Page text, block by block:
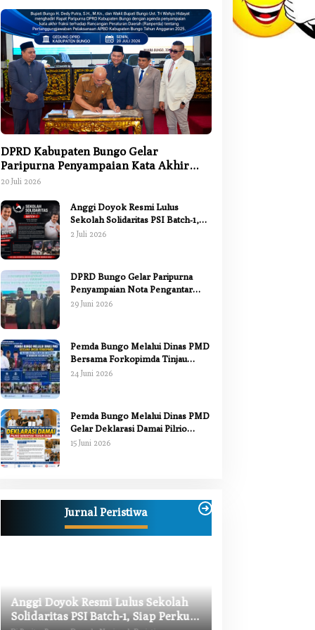
DPRD Kabupaten Bungo Gelar
Paripurna Penyampaian Kata Akhir
Fraksi terhadap Ranperda
20 Juli 2026
Anggi Doyok Resmi Lulus
Sekolah Solidaritas PSI Batch-1,
Siap Perkuat Kiprah Politik dari
2 Juli 2026
DPRD Bungo Gelar Paripurna
Penyampaian Nota Pengantar
Pertanggungjawaban Pelaksanaan
29 Juni 2026
Pemda Bungo Melalui Dinas PMD
Bersama Forkopimda Tinjau
Pelaksanaan Pilrio Serentak 2026
24 Juni 2026
Pemda Bungo Melalui Dinas PMD
Gelar Deklarasi Damai Pilrio
Serentak Tahun 2026
15 Juni 2026
Jurnal Peristiwa
Kiprah Politik dari Daerah
Di Berita, Bungo, Daerah, Nasional, Peristiwa,
2 Juli 2026